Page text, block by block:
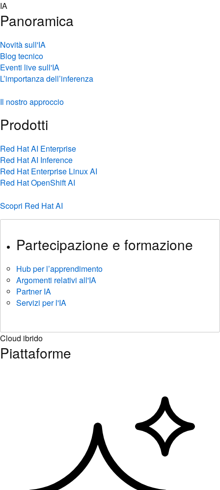
Skip
to
content
IA
Panoramica
Novità sull'IA
Blog tecnico
Eventi live sull'IA
L’importanza dell’inferenza
Il nostro approccio
Prodotti
Red Hat AI Enterprise
Red Hat AI Inference
Red Hat Enterprise Linux AI
Red Hat OpenShift AI
Scopri Red Hat AI
Partecipazione e formazione
Hub per l’apprendimento
Argomenti relativi all'IA
Partner IA
Servizi per l'IA
Cloud ibrido
Piattaforme